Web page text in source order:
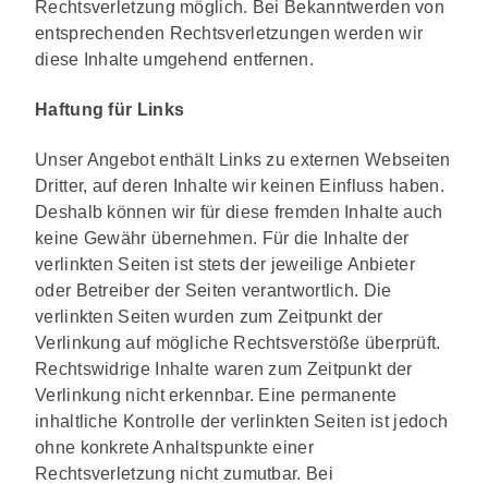
Rechtsverletzung möglich. Bei Bekanntwerden von
entsprechenden Rechtsverletzungen werden wir
diese Inhalte umgehend entfernen.
Haftung für Links
Unser Angebot enthält Links zu externen Webseiten
Dritter, auf deren Inhalte wir keinen Einfluss haben.
Deshalb können wir für diese fremden Inhalte auch
keine Gewähr übernehmen. Für die Inhalte der
verlinkten Seiten ist stets der jeweilige Anbieter
oder Betreiber der Seiten verantwortlich. Die
verlinkten Seiten wurden zum Zeitpunkt der
Verlinkung auf mögliche Rechtsverstöße überprüft.
Rechtswidrige Inhalte waren zum Zeitpunkt der
Verlinkung nicht erkennbar. Eine permanente
inhaltliche Kontrolle der verlinkten Seiten ist jedoch
ohne konkrete Anhaltspunkte einer
Rechtsverletzung nicht zumutbar. Bei